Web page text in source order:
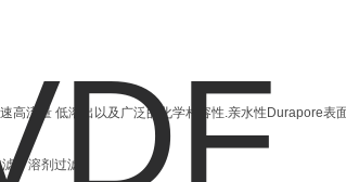
高流量 低溶出以及广泛的化学相容性.亲水性Durapore表
，溶剂过滤